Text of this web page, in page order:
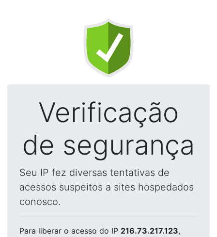
Verificação
de segurança
Seu IP fez diversas tentativas de
acessos suspeitos a sites hospedados
conosco.
Para liberar o acesso do IP 216.73.217.123,